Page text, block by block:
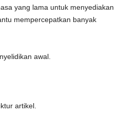
yang lama untuk menyediakan
mempercepatkan banyak
awal.
artikel.